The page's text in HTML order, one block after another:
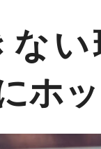
な
ホ